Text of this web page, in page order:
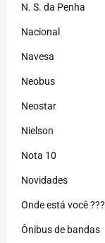
N. S. da Penha
Nacional
Navesa
Neobus
Neostar
Nielson
Nota 10
Novidades
Onde está você ???
Ônibus de bandas